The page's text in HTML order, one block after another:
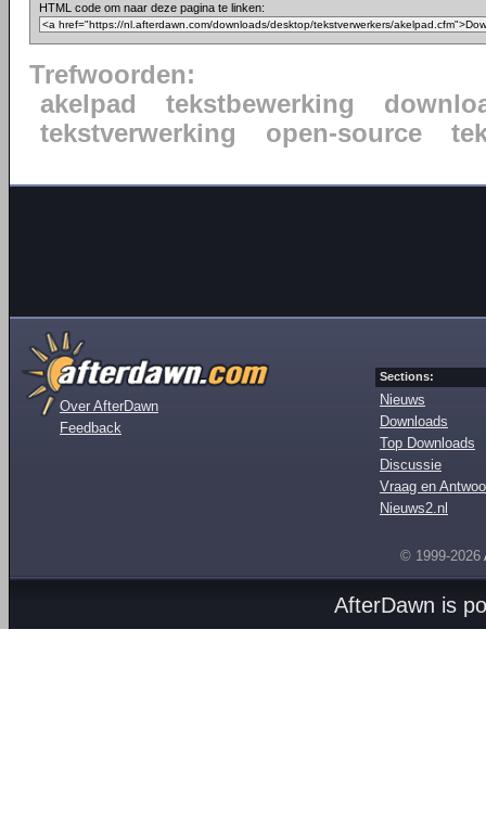
HTML code om naar deze pagina te linken:
Trefwoorden:
akelpad
tekstbewerking
tekstverwerking
open-source
Over AfterDawn
Feedback
Sections:
Nieuws
Downloads
Top Downloads
Discussie
Vraag en
Nieuws2.nl
© 1999-2026
AfterDawn is